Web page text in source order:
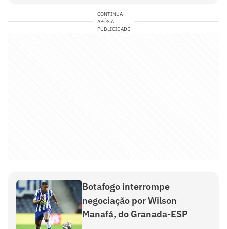
CONTINUA
APÓS A
PUBLICIDADE
Botafogo interrompe
negociação por Wilson
Manafá, do Granada-ESP